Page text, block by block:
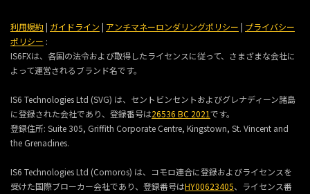
利用規約| ガイドライン | アンチマネーロンダリングポリシー | プライバシー
ポリシー :
IS6FXは、各国の法令および取得したライセンスに従って、さまざまな会社に
よって運営されるブランド名です。
IS6 Technologies Ltd (SVG) は、セントビンセントおよびグレナディーン諸島
に登録された会社であり、登録番号は26536 BC 2021です。
登録住所: Suite 305, Griffith Corporate Centre, Kingstown, St. Vincent and
the Grenadines.
IS6 Technologies Ltd (Comoros) は、コモロ連合に登録およびライセンスを
受けた国際ブローカー会社であり、登録番号はHY00623405、ライセンス番